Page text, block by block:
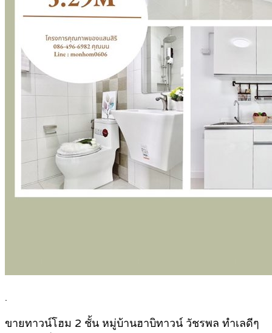
.
ขายทาวน์โฮม 2 ชั้น หมู่บ้านฮาบิทาวน์ วัชรพล ทำเลดีๆ